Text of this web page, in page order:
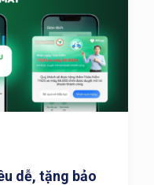
dễ, tặng bảo